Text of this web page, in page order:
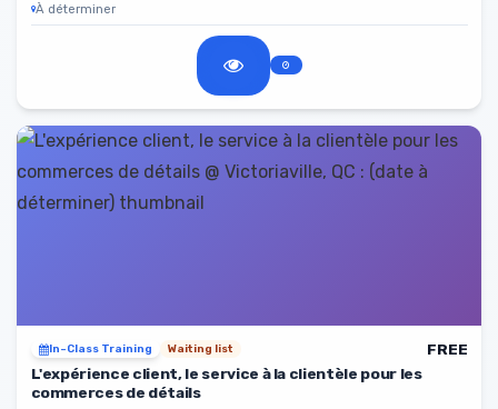
À déterminer
In-Class Training Waiting list
FREE
L'expérience client, le service à la clientèle pour les
commerces de détails